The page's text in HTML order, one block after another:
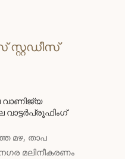
സ്റ്റഡീസ്
വാണിജ്യ
വാട്ടർപ്രൂഫിംഗ്
മഴ, താപ
മലിനീകരണം
(Canada)